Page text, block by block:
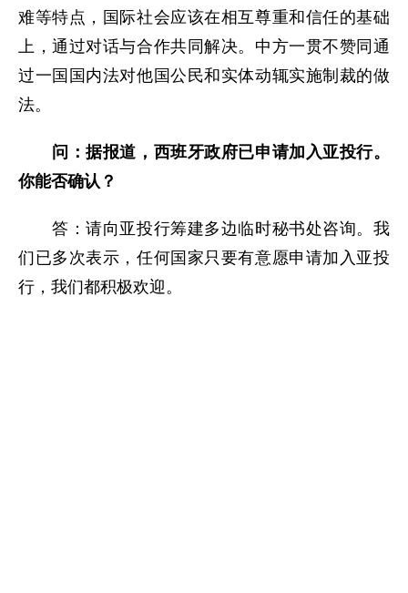
难等特点，国际社会应该在相互尊重和信任的基础
上，通过对话与合作共同解决。中方一贯不赞同通
过一国国内法对他国公民和实体动辄实施制裁的做
法。
问：据报道， 西班牙政府已申请加入亚投行。
你能否确认？
答：请向亚投行筹建多边临时秘书处咨询。我
们已多次表示，任何国家只要有意愿申请加入亚投
行，我们都积极欢迎。